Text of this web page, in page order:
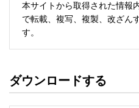
本サイトから取得された情報
で転載、複写、複製、改ざん
す。
報のご利用により生じたお客
ダウンロードする